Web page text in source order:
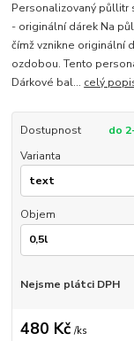
Personalizovaný půllitr
- originální dárek Na
čímž vznikne originální
ozdobou. Tento
Dárkové bal... celý
Dostupnost
do
Varianta
Objem
Nejsme plátci DPH
480 Kč /ks